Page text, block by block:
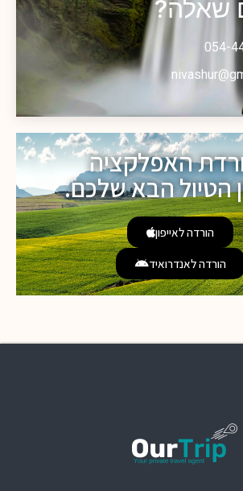
שאלה?
054-
האפלקציה
הטיול הבא שלכם.
הורדה לאייפון
הורדה לאנדרואיד